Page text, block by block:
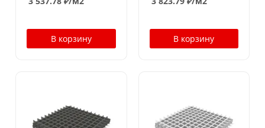
В корзину В корзину